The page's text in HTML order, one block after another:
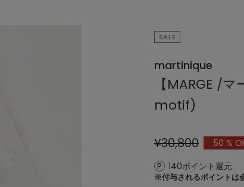
SALE
martinique
【MARGE /
motif)
¥30,800 50 %
140ポイント還元
※付与されるポイントは